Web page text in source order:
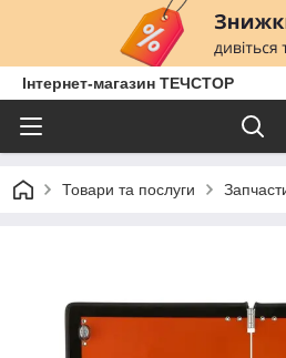
Інтернет-магазин ТЕЧСТОР
Товари та послуги